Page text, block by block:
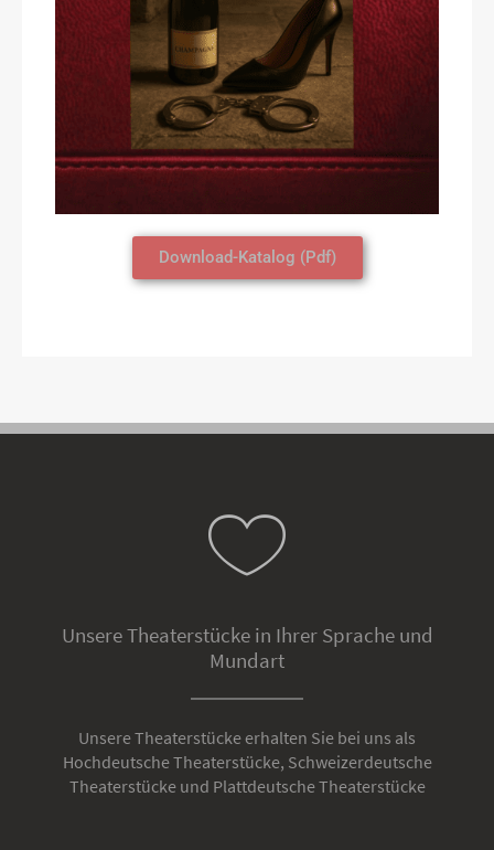
Download-Katalog (Pdf)
Unsere Theaterstücke in Ihrer Sprache und
Mundart
Unsere Theaterstücke erhalten Sie bei uns als
Hochdeutsche Theaterstücke, Schweizerdeutsche
Theaterstücke und Plattdeutsche Theaterstücke